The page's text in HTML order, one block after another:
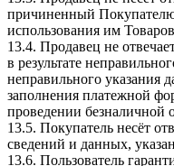
причиненный
использования им
13.4. Продавец не
в результате
неправильного указания
заполнения платежной
проведении безналичной
13.5. Покупатель несёт
сведений и данных,
13.6. Пользователь